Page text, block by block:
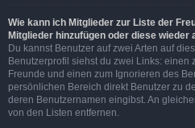
Wie kann ich Mitglieder zur Liste der
Mitglieder hinzufügen oder diese wieder
Du kannst Benutzer auf zwei Arten auf
Benutzerprofil siehst du zwei Links: einen
Freunde und einen zum Ignorieren des
persönlichen Bereich direkt Benutzer zu
deren Benutzernamen eingibst. An
von den Listen entfernen.